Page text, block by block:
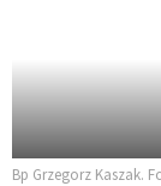
Bp Grzegorz Kaszak.